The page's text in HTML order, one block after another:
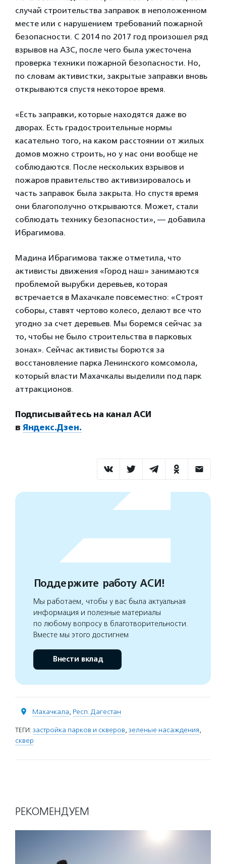
случай строительства заправок в неположенном
месте или с нарушением требований пожарной
безопасности. С 2014 по 2017 год произошел ряд
взрывов на АЗС, после чего была ужесточена
проверка техники пожарной безопасности. Но,
по словам активистки, закрытые заправки вновь
открываются спустя некоторое время.
«Есть заправки, которые находятся даже во
дворах. Есть градостроительные нормы
касательно того, на каком расстоянии от жилых
домов можно строить, но у нас они вообще не
соблюдаются. После нескольких взрывов и
пожаров правительство активизировалось и
часть заправок была закрыта. Но спустя время
они благополучно открываются. Может, стали
соблюдать технику безопасности», — добавила
Ибрагимова.
Мадина Ибрагимова также отметила, что
активисты движения «Город наш» занимаются
проблемой вырубки деревьев, которая
встречается в Махачкале повсеместно: «Строят
соборы, ставят чертово колесо, делают все что
угодно за счет деревьев. Мы боремся сейчас за
то, чтобы не было строительства в парковых
зонах». Сейчас активисты борются за
восстановление парка Ленинского комсомола,
который власти Махачкалы выделили под парк
аттракционов.
Подписывайтесь на канал АСИ
в Яндекс.Дзен.
Поддержите работу АСИ!
Мы работаем, чтобы у вас была актуальная
информация и полезные материалы
по любому вопросу в благотворительности.
Вместе мы этого достигнем
Внести вклад
Махачкала, Респ. Дагестан
ТЕГИ: застройка парков и скверов, зеленые насаждения,
сквер
РЕКОМЕНДУЕМ